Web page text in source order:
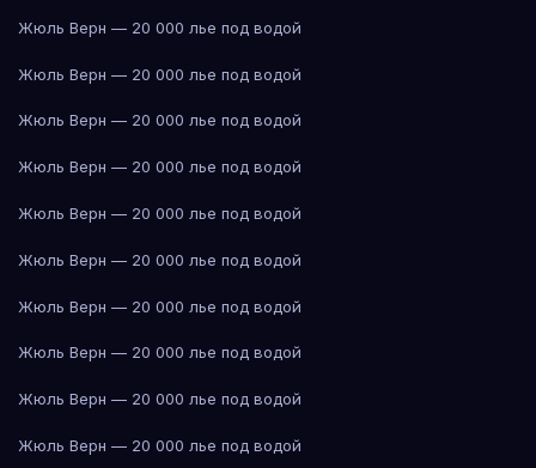
Жюль Верн — 20 000 лье под водой
Жюль Верн — 20 000 лье под водой
Жюль Верн — 20 000 лье под водой
Жюль Верн — 20 000 лье под водой
Жюль Верн — 20 000 лье под водой
Жюль Верн — 20 000 лье под водой
Жюль Верн — 20 000 лье под водой
Жюль Верн — 20 000 лье под водой
Жюль Верн — 20 000 лье под водой
Жюль Верн — 20 000 лье под водой